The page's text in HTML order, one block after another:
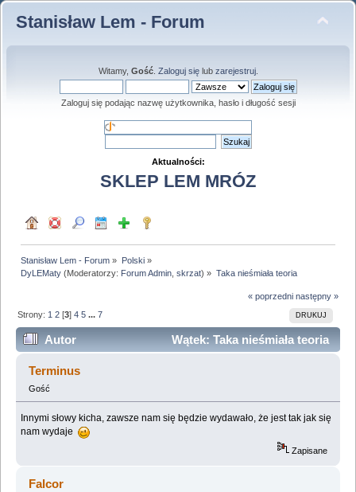
Stanisław Lem - Forum
Witamy, Gość. Zaloguj sięlub zarejestruj.
Zaloguj się podając nazwę użytkownika, hasło i długość sesji
Aktualności:
SKLEP LEM MRÓZ
Stanisław Lem - Forum » Polski»
DyLEMaty (Moderatorzy: Forum Admin ,skrzat) » Taka nieśmiała teoria
« poprzedni następny »
DRUKUJ
Strony: 1 2 [3]4 5 ...7
Autor
Wątek: Taka nieśmiała teoria
(Przeczytany 166365 razy)
Terminus
Gość
Innymi słowy kicha, zawsze nam się będzie wydawało, że jest tak jak się
nam wydaje
Zapisane
Falcor